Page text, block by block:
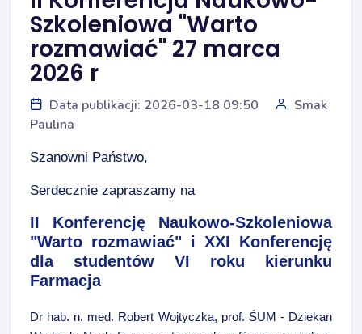
Szkoleniowa "Warto
rozmawiać" 27 marca
2026 r
Data publikacji: 2026-03-18 09:50
Smak
Paulina
Szanowni Państwo,
Serdecznie zapraszamy na
II Konferencję Naukowo-Szkoleniowa
"Warto rozmawiać" i XXI Konferencję
dla studentów VI roku kierunku
Farmacja
Dr hab. n. med. Robert Wojtyczka, prof. ŚUM - Dziekan